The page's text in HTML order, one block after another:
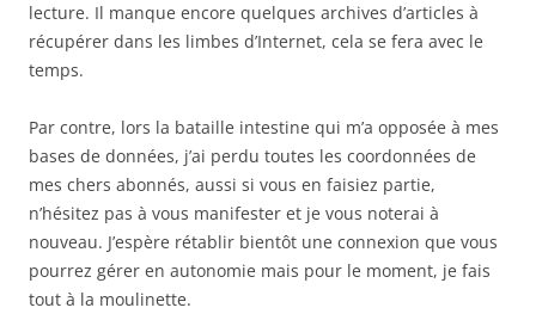
lecture. Il manque encore quelques archives d’articles à
récupérer dans les limbes d’Internet, cela se fera avec le
temps.
Par contre, lors la bataille intestine qui m’a opposée à mes
bases de données, j’ai perdu toutes les coordonnées de
mes chers abonnés, aussi si vous en faisiez partie,
n’hésitez pas à vous manifester et je vous noterai à
nouveau. J’espère rétablir bientôt une connexion que vous
pourrez gérer en autonomie mais pour le moment, je fais
tout à la moulinette.